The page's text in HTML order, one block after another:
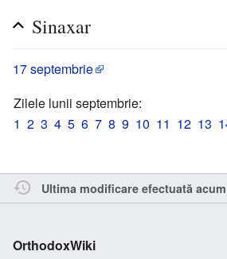
Sinaxar
17 septembrie
Zilele lunii septembrie:
1 2 3 4 5 6 7 8 9 10 11 12 13
Ultima modificare efectuată
OrthodoxWiki